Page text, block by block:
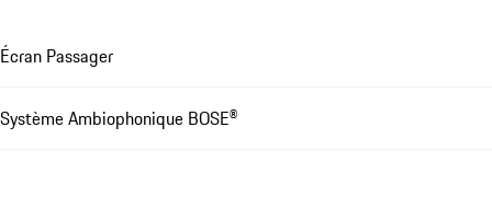
Écran Passager
Système Ambiophonique BOSE®